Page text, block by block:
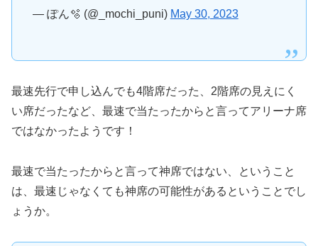
— ぽん🫧 (@_mochi_puni) May 30, 2023
最速先行で申し込んでも4階席だった、2階席の見えにく
い席だったなど、最速で当たったからと言ってアリーナ席
ではなかったようです！
最速で当たったからと言って神席ではない、ということ
は、最速じゃなくても神席の可能性があるということでし
ょうか。